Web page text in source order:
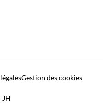
Gestion des cookies
JH